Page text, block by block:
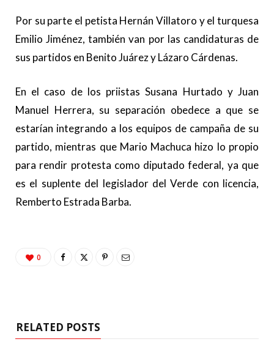
Por su parte el petista Hernán Villatoro y el turquesa
Emilio Jiménez, también van por las candidaturas de
sus partidos en Benito Juárez y Lázaro Cárdenas.
En el caso de los priistas Susana Hurtado y Juan
Manuel Herrera, su separación obedece a que se
estarían integrando a los equipos de campaña de su
partido, mientras que Mario Machuca hizo lo propio
para rendir protesta como diputado federal, ya que
es el suplente del legislador del Verde con licencia,
Remberto Estrada Barba.
0
RELATED POSTS